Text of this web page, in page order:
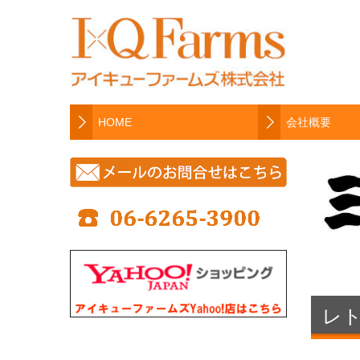
HOME 会社概要
レ